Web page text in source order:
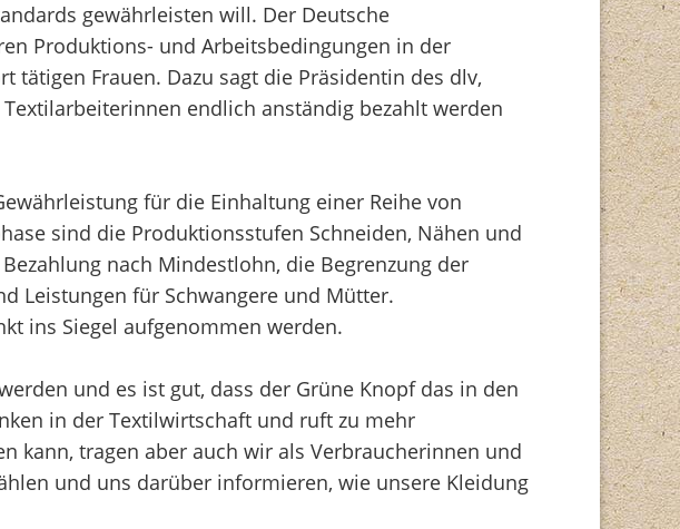
gewährleisten will. Der Deutsche
Produktions- und Arbeitsbedingungen in der
Frauen. Dazu sagt die Präsidentin des dlv,
endlich anständig bezahlt werden
für die Einhaltung einer Reihe von
sind die Produktionsstufen Schneiden, Nähen und
nach Mindestlohn, die Begrenzung der
Leistungen für Schwangere und Mütter.
ins Siegel aufgenommen werden.
und es ist gut, dass der Grüne Knopf das in den
in der Textilwirtschaft und ruft zu mehr
kann, tragen aber auch wir als Verbraucherinnen und
und uns darüber informieren, wie unsere Kleidung